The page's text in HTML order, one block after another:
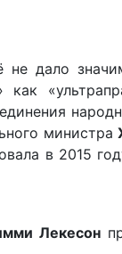
дало
министра
в 2015
Лекесон